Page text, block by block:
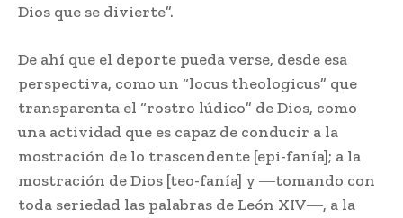
Dios que se divierte”.
De ahí que el deporte pueda verse, desde esa
perspectiva, como un “locus theologicus” que
transparenta el “rostro lúdico” de Dios, como
una actividad que es capaz de conducir a la
mostración de lo trascendente [epi-fanía]; a la
mostración de Dios [teo-fanía] y ―tomando con
toda seriedad las palabras de León XIV―, a la